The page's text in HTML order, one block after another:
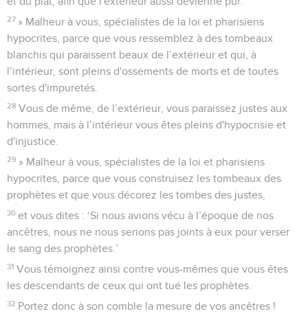
27 » Malheur à vous, spécialistes de la loi et pharisiens
hypocrites, parce que vous ressemblez à des tombeaux
blanchis qui paraissent beaux de l’extérieur et qui, à
l’intérieur, sont pleins d'ossements de morts et de toutes
sortes d'impuretés.
28 Vous de même, de l’extérieur, vous paraissez justes aux
hommes, mais à l’intérieur vous êtes pleins d'hypocrisie et
d'injustice.
29 » Malheur à vous, spécialistes de la loi et pharisiens
hypocrites, parce que vous construisez les tombeaux des
prophètes et que vous décorez les tombes des justes,
30 et vous dites : ‘Si nous avions vécu à l’époque de nos
ancêtres, nous ne nous serions pas joints à eux pour verser
le sang des prophètes.’
31 Vous témoignez ainsi contre vous-mêmes que vous êtes
les descendants de ceux qui ont tué les prophètes.
32 Portez donc à son comble la mesure de vos ancêtres !